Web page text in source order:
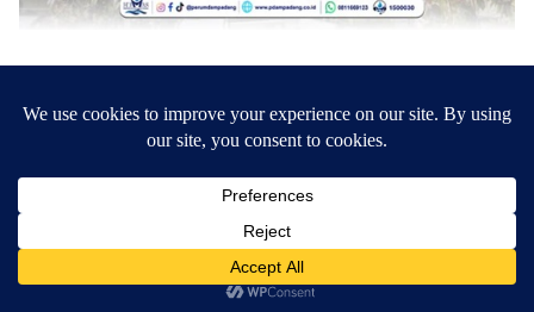
Tentang Kami
©2024 - Metrokini.com | Developed by Sumbarweb.com